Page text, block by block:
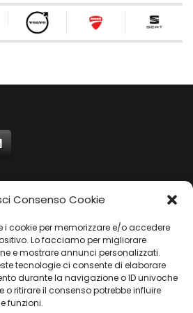
Consenso Cookie
cookie per memorizzare e/o accedere
Lo facciamo per migliorare
e mostrare annunci personalizzati.
tecnologie ci consente di elaborare
durante la navigazione o ID univoche
o ritirare il consenso potrebbe influire
funzioni.
P.IVA: 03859710109 |Sede Legale:
| © 2025